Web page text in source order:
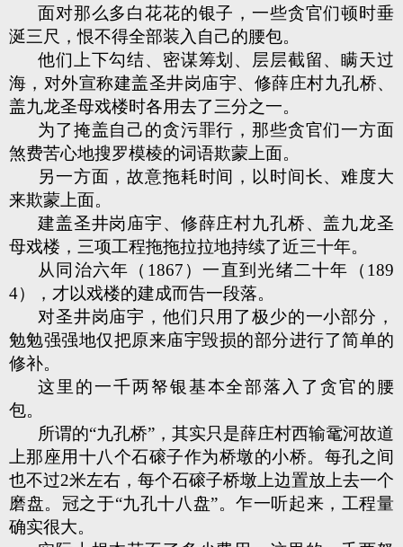
面对那么多白花花的银子，一些贪官们顿时垂
涎三尺，恨不得全部装入自己的腰包。
他们上下勾结、密谋筹划、层层截留、瞒天过
海，对外宣称建盖圣井岗庙宇、修薛庄村九孔桥、
盖九龙圣母戏楼时各用去了三分之一。
为了掩盖自己的贪污罪行，那些贪官们一方面
煞费苦心地搜罗模棱的词语欺蒙上面。
另一方面，故意拖耗时间，以时间长、难度大
来欺蒙上面。
建盖圣井岗庙宇、修薛庄村九孔桥、盖九龙圣
母戏楼，三项工程拖拖拉拉地持续了近三十年。
从同治六年（1867）一直到光绪二十年（189
4），才以戏楼的建成而告一段落。
对圣井岗庙宇，他们只用了极少的一小部分，
勉勉强强地仅把原来庙宇毁损的部分进行了简单的
修补。
这里的一千两帑银基本全部落入了贪官的腰
包。
所谓的“九孔桥”，其实只是薛庄村西输鼋河故道
上那座用十八个石磙子作为桥墩的小桥。每孔之间
也不过2米左右，每个石磙子桥墩上边置放上去一个
磨盘。冠之于“九孔十八盘”。乍一听起来，工程量
确实很大。